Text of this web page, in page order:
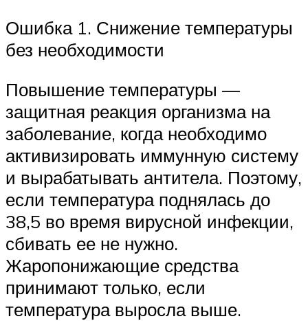
Ошибка 1. Снижение температуры
без необходимости
Повышение температуры —
защитная реакция организма на
заболевание, когда необходимо
активизировать иммунную систему
и вырабатывать антитела. Поэтому,
если температура поднялась до
38,5 во время вирусной инфекции,
сбивать ее не нужно.
Жаропонижающие средства
принимают только, если
температура выросла выше.